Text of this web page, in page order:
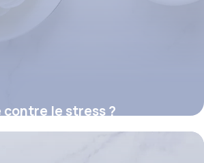
le stress ?